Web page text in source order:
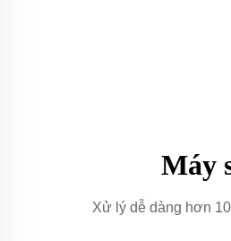
Máy
Xử lý dễ dàng hơn